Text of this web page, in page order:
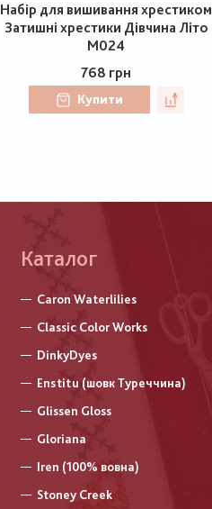
Набір для вишивання хрестиком
Затишні хрестики Дівчина Літо
М024
768 грн
Купити
Каталог
Caron Waterlilies
Classic Color Works
DinkyDyes
Enstitu (шовк Туреччина)
Glissen Gloss
Gloriana
Iren (100% вовна)
Stoney Creek